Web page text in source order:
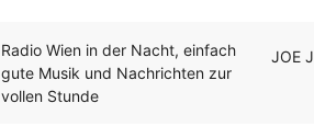
Radio Wien in der Nacht, einfach
gute Musik und Nachrichten zur
vollen Stunde
JOE